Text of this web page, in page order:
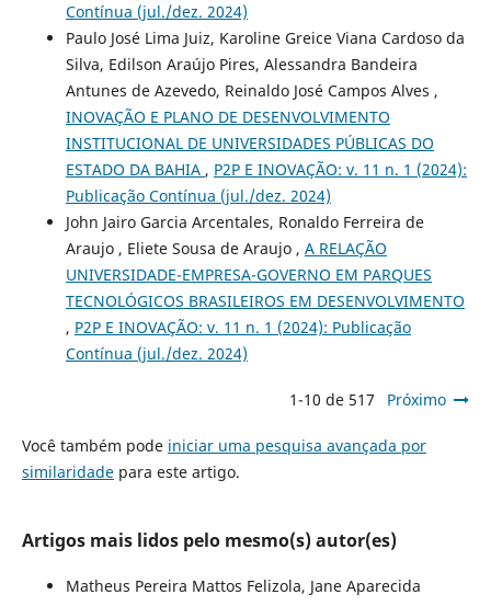
Contínua (jul./dez. 2024)
Paulo José Lima Juiz, Karoline Greice Viana Cardoso da
Silva, Edilson Araújo Pires, Alessandra Bandeira
Antunes de Azevedo, Reinaldo José Campos Alves ,
INOVAÇÃO E PLANO DE DESENVOLVIMENTO
INSTITUCIONAL DE UNIVERSIDADES PÚBLICAS DO
ESTADO DA BAHIA , P2P E INOVAÇÃO: v. 11 n. 1 (2024):
Publicação Contínua (jul./dez. 2024)
John Jairo Garcia Arcentales, Ronaldo Ferreira de
Araujo , Eliete Sousa de Araujo , A RELAÇÃO
UNIVERSIDADE-EMPRESA-GOVERNO EM PARQUES
TECNOLÓGICOS BRASILEIROS EM DESENVOLVIMENTO
, P2P E INOVAÇÃO: v. 11 n. 1 (2024): Publicação
Contínua (jul./dez. 2024)
1-10 de 517 Próximo
Você também pode iniciar uma pesquisa avançada por
similaridadepara este artigo.
Artigos mais lidos pelo mesmo(s) autor(es)
Matheus Pereira Mattos Felizola, Jane Aparecida